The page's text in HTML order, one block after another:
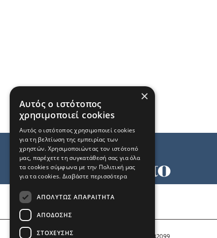
Αριθμός Πιστοποίησης Μ.Η.Τ. 242099
×
Αυτός ο ιστότοπος
χρησιμοποιεί cookies
Αυτός ο ιστότοπος χρησιμοποιεί cookies
για τη βελτίωση της εμπειρίας των
χρηστών. Χρησιμοποιώντας τον ιστότοπό
μας, παρέχετε τη συγκατάθεσή σας για όλα
τα cookies σύμφωνα με την Πολιτική μας
για τα cookies. Διαβάστε περισσότερα
ΑΠΟΛΎΤΩΣ ΑΠΑΡΑΊΤΗΤΑ
ΑΠΌΔΟΣΗΣ
ΣΤΌΧΕΥΣΗΣ